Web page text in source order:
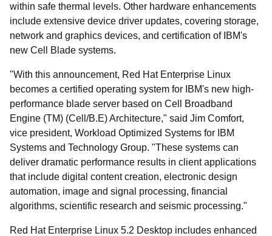
within safe thermal levels. Other hardware enhancements
include extensive device driver updates, covering storage,
network and graphics devices, and certification of IBM's
new Cell Blade systems.
"With this announcement, Red Hat Enterprise Linux
becomes a certified operating system for IBM's new high-
performance blade server based on Cell Broadband
Engine (TM) (Cell/B.E) Architecture," said Jim Comfort,
vice president, Workload Optimized Systems for IBM
Systems and Technology Group. "These systems can
deliver dramatic performance results in client applications
that include digital content creation, electronic design
automation, image and signal processing, financial
algorithms, scientific research and seismic processing."
Red Hat Enterprise Linux 5.2 Desktop includes enhanced